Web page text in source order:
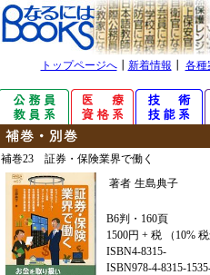
トップページへ┃ 新着情報 各種
補巻23 証券・保険業界で働く
著者 生島典子
B6判・160頁
1500円 + 税 （10% 税
ISBN4-8315-
ISBN978-4-8315-